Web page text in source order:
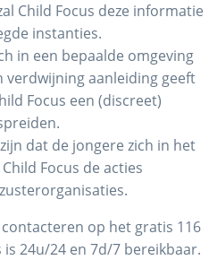
Child Focus deze informatie
instanties.
in een bepaalde omgeving
verdwijning aanleiding geeft
Focus een (discreet)
dat de jongere zich in het
Focus de acties
op het gratis 116
24u/24 en 7d/7 bereikbaar.